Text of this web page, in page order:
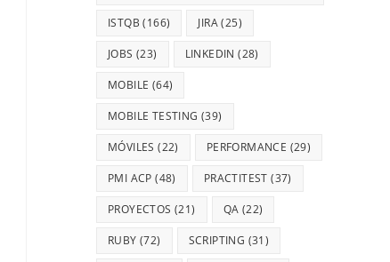
ISTQB (166) JIRA(25)
JOBS (23) LINKEDIN (28)
MOBILE (64)
MOBILE TESTING (39)
MÓVILES (22) PERFORMANCE (29)
PMI ACP (48) PRACTITEST (37)
PROYECTOS (21) QA (22)
RUBY (72) SCRIPTING (31)